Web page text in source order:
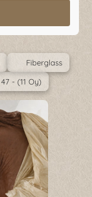
Fiberglass
47 - (11 Oy)